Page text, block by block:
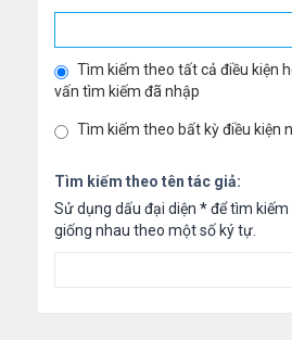
Tìm kiếm theo tất cả điều kiện
vấn tìm kiếm đã nhập
Tìm kiếm theo bất kỳ điều kiện
Tìm kiếm theo tên tác giả:
Sử dụng dấu đại diện *để tìm
giống nhau theo một số ký tự.